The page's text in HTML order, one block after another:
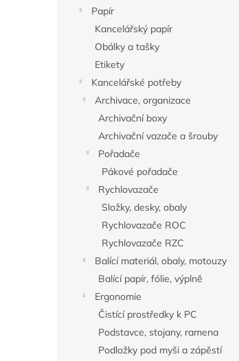
Papír
Kancelářský papír
Obálky a tašky
Etikety
Kancelářské potřeby
Archivace, organizace
Archivační boxy
Archivační vazače a šrouby
Pořadače
Pákové pořadače
Rychlovazače
Složky, desky, obaly
Rychlovazače ROC
Rychlovazače RZC
Balící materiál, obaly, motouzy
Balící papír, fólie, výplně
Ergonomie
Čistící prostředky k PC
Podstavce, stojany, ramena
Podložky pod myši a zápěstí